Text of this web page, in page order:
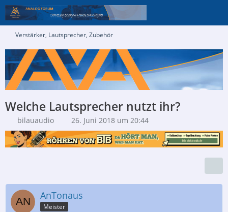
Verstärker, Lautsprecher, Zubehör
Welche Lautsprecher nutzt ihr?
bilauaudio 26. Juni 2018 um 20:44
AnTonaus
Meister